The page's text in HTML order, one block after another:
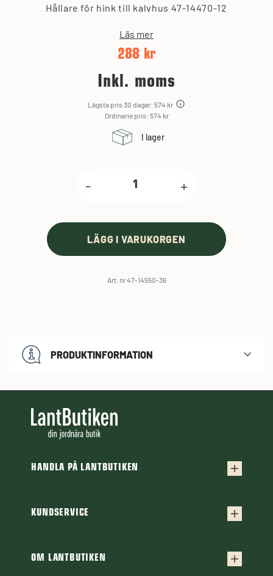
Hållare för hink till kalvhus 47-14470-12
Läs mer
288 kr
Inkl. moms
Lägsta pris 30 dagar: 574 kr
Ordinarie pris: 574 kr
I lager
- +
LÄGG I VARUKORGEN
Art. nr 47-14550-36
PRODUKTINFORMATION
HANDLA PÅ LANTBUTIKEN
Frakt & leverans
Finansiering
KUNDSERVICE
Frågor & svar
OM LANTBUTIKEN